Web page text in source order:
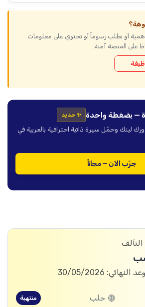
أو تطلب رسوماً أو تحتوي على معلومات
على المنصة آمنة.
— بضغطة واحدة ✨ جديد
لينك وحمّل سيرة ذاتية احترافية بالعربية في
جرّب الآن — مجاناً
النهائي: 30/05/2026
حلب منتهية